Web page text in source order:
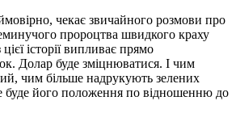
чекає звичайного розмови про
пророцтва швидкого краху
історії випливає прямо
Долар буде зміцнюватися. І чим
чим більше надрукують зелених
буде його положення по відношенню до